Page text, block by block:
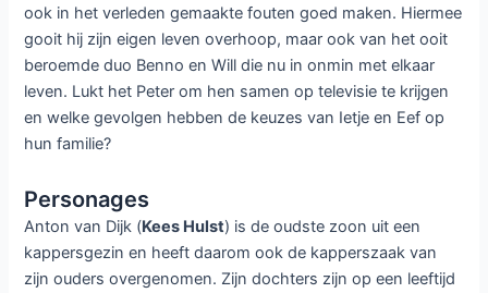
ook in het verleden gemaakte fouten goed maken. Hiermee
gooit hij zijn eigen leven overhoop, maar ook van het ooit
beroemde duo Benno en Will die nu in onmin met elkaar
leven. Lukt het Peter om hen samen op televisie te krijgen
en welke gevolgen hebben de keuzes van Ietje en Eef op
hun familie?
Personages
Anton van Dijk (Kees Hulst) is de oudste zoon uit een
kappersgezin en heeft daarom ook de kapperszaak van
zijn ouders overgenomen. Zijn dochters zijn op een leeftijd